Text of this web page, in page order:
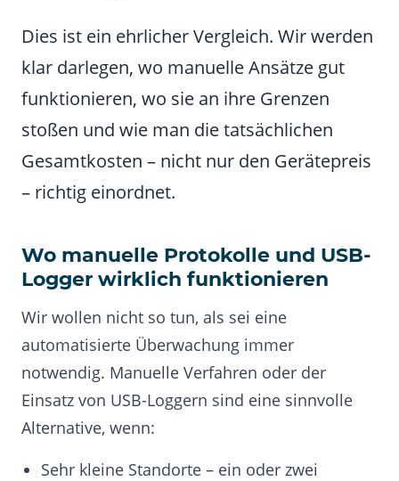
Dies ist ein ehrlicher Vergleich. Wir werden
klar darlegen, wo manuelle Ansätze gut
funktionieren, wo sie an ihre Grenzen
stoßen und wie man die tatsächlichen
Gesamtkosten – nicht nur den Gerätepreis
– richtig einordnet.
Wo manuelle Protokolle und USB-
Logger wirklich funktionieren
Wir wollen nicht so tun, als sei eine
automatisierte Überwachung immer
notwendig. Manuelle Verfahren oder der
Einsatz von USB-Loggern sind eine sinnvolle
Alternative, wenn:
Sehr kleine Standorte – ein oder zwei